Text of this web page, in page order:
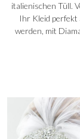
italienischen Tüll.
Ihr Kleid perfekt
werden, mit